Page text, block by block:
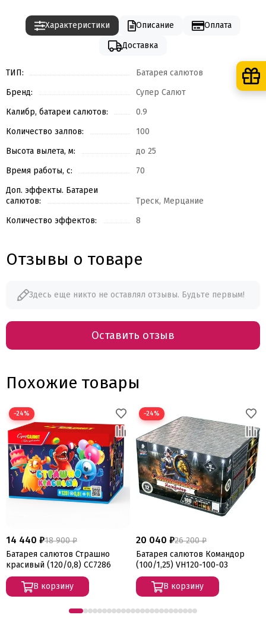
Характеристики Описание
Оплата
Доставка
ТИП:
Батарея салютов
Бренд:
Супер Салют
Калибр, батареи салютов:
0.9
Количество залпов:
100
Высота вылета, м:
до 25
Время работы, с:
70
Доп. эффекты. Батареи
салютов:
Треск, Мерцание
Количество эффектов:
8
Отзывы о товаре
Здесь еще никто не оставлял отзывы. Будьте первым!
Оставить отзыв
Похожие товары
−24%
14 440 ₽18 900 ₽
Батарея салютов Страшно
красивый (120/0,8) СС7286
В корзину
−24%
20 040 ₽26 200 ₽
Батарея салютов Командор
(100/1,25) VH120-100-03
В корзину